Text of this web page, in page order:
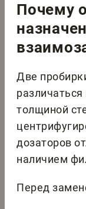
Почему
Две
толщиной
дозаторов
наличием
Перед